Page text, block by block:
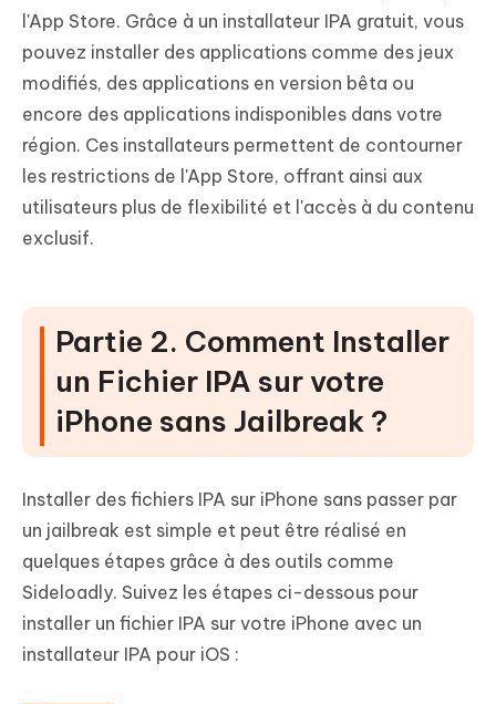
l'App Store. Grâce à un installateur IPA gratuit, vous
pouvez installer des applications comme des jeux
modifiés, des applications en version bêta ou
encore des applications indisponibles dans votre
région. Ces installateurs permettent de contourner
les restrictions de l'App Store, offrant ainsi aux
utilisateurs plus de flexibilité et l'accès à du contenu
exclusif.
Partie 2. Comment Installer
un Fichier IPA sur votre
iPhone sans Jailbreak ?
Installer des fichiers IPA sur iPhone sans passer par
un jailbreak est simple et peut être réalisé en
quelques étapes grâce à des outils comme
Sideloadly. Suivez les étapes ci-dessous pour
installer un fichier IPA sur votre iPhone avec un
installateur IPA pour iOS :